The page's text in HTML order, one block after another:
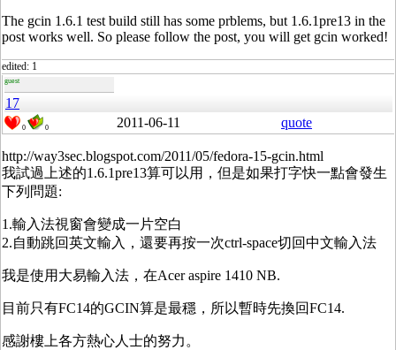
The gcin 1.6.1 test build still has some prblems, but 1.6.1pre13 in the
post works well. So please follow the post, you will get gcin worked!
edited: 1
guest
17
0 0 2011-06-11 quote
http://way3sec.blogspot.com/2011/05/fedora-15-gcin.html
我試過上述的1.6.1pre13算可以用，但是如果打字快一點會發生
下列問題:
1.輸入法視窗會變成一片空白
2.自動跳回英文輸入，還要再按一次ctrl-space切回中文輸入法
我是使用大易輸入法，在Acer aspire 1410 NB.
目前只有FC14的GCIN算是最穩，所以暫時先換回FC14.
感謝樓上各方熱心人士的努力。